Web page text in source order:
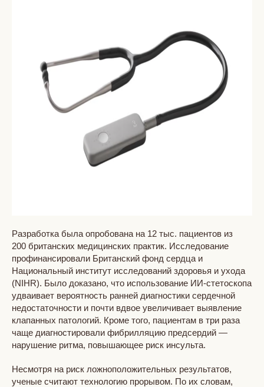
Разработка была опробована на 12 тыс. пациентов из
200 британских медицинских практик. Исследование
профинансировали Британский фонд сердца и
Национальный институт исследований здоровья и ухода
(NIHR). Было доказано, что использование ИИ-стетоскопа
удваивает вероятность ранней диагностики сердечной
недостаточности и почти вдвое увеличивает выявление
клапанных патологий. Кроме того, пациентам в три раза
чаще диагностировали фибрилляцию предсердий —
нарушение ритма, повышающее риск инсульта.
Несмотря на риск ложноположительных результатов,
ученые считают технологию прорывом. По их словам,